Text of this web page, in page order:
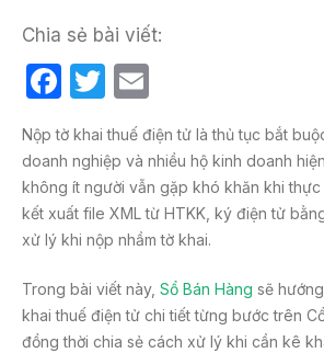
Chia sẻ bài viết:
F
c
e
b
o
o
k
T
itt
er
ail
Nộp tờ khai thuế điện tử là thủ tục bắt
doanh nghiệp và nhiều hộ kinh doanh
không ít người vẫn gặp khó khăn khi
kết xuất file XML từ HTKK, ký điện tử
xử lý khi nộp nhầm tờ khai.
Trong bài viết này, Sổ Bán Hàng sẽ
khai thuế điện tử chi tiết từng bước trên
đồng thời chia sẻ cách xử lý khi cần kê